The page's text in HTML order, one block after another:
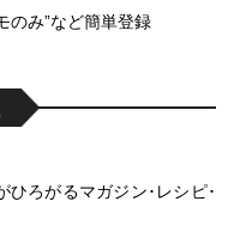
のみ”など簡単登録
ひろがるマガジン･レシピ･